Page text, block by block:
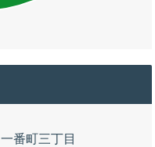
一番町三丁目